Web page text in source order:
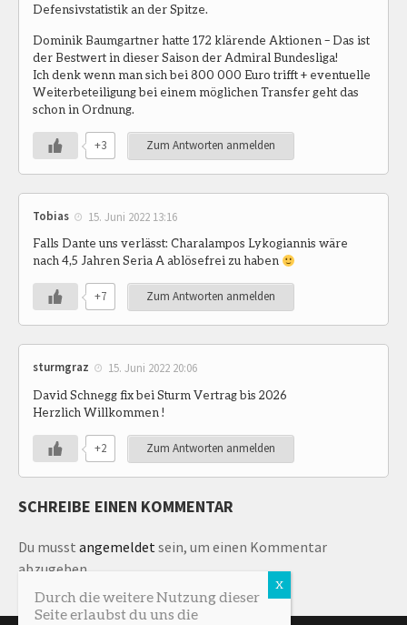
Defensivstatistik an der Spitze.
Dominik Baumgartner hatte 172 klärende Aktionen – Das ist
der Bestwert in dieser Saison der Admiral Bundesliga!
Ich denk wenn man sich bei 800 000 Euro trifft + eventuelle
Weiterbeteiligung bei einem möglichen Transfer geht das
schon in Ordnung.
+3 Zum Antworten anmelden
Tobias 15. Juni 2022 13:16
Falls Dante uns verlässt: Charalampos Lykogiannis wäre
nach 4,5 Jahren Seria A ablösefrei zu haben
+7 Zum Antworten anmelden
sturmgraz 15. Juni 2022 20:06
David Schnegg fix bei Sturm Vertrag bis 2026
Herzlich Willkommen !
+2 Zum Antworten anmelden
SCHREIBE EINEN KOMMENTAR
Du musst angemeldetsein, um einen Kommentar
abzugeben.
Durch die weitere Nutzung dieser
Seite erlaubst du uns die